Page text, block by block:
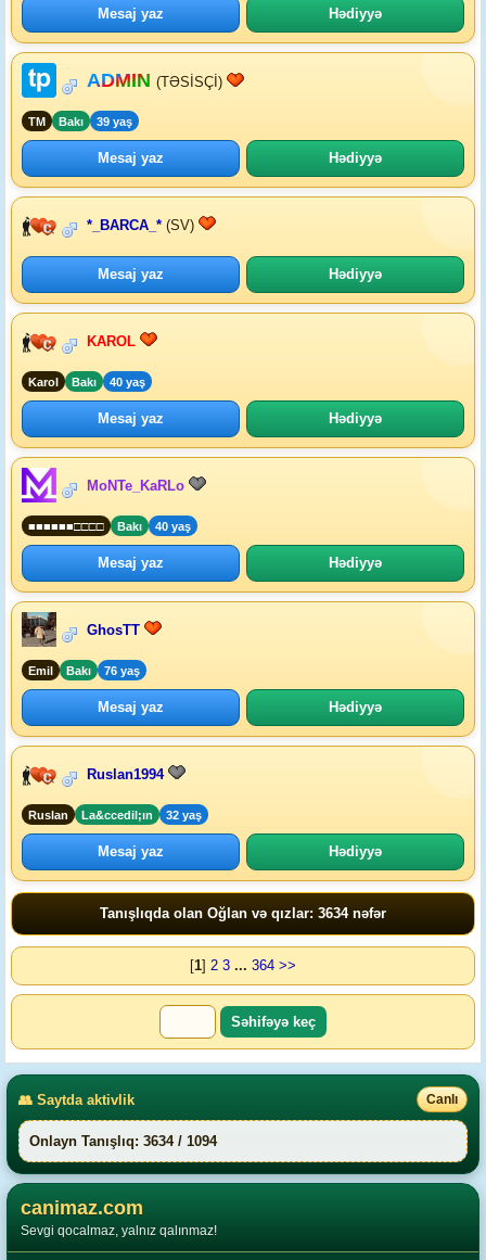
Mesaj yaz Hədiyyə
ADMIN (TƏSİSÇİ)
TM Bakı 39 yaş
Mesaj yaz Hədiyyə
*_BARCA_* (SV)
Mesaj yaz Hədiyyə
KAROL
Karol Bakı 40 yaş
Mesaj yaz Hədiyyə
MoNTe_KaRLo
■■■■■■□□□□ Bakı 40 yaş
Mesaj yaz Hədiyyə
GhosTT
Emil Bakı 76 yaş
Mesaj yaz Hədiyyə
Ruslan1994
Ruslan La&ccedil;ın 32 yaş
Mesaj yaz Hədiyyə
Tanışlıqda olan Oğlan və qızlar: 3634 nəfər
[1] 2 3 ... 364 >>
👥 Saytda aktivlik Canlı
Onlayn Tanışlıq: 3634 / 1094
canimaz.com
Sevgi qocalmaz, yalnız qalınmaz!